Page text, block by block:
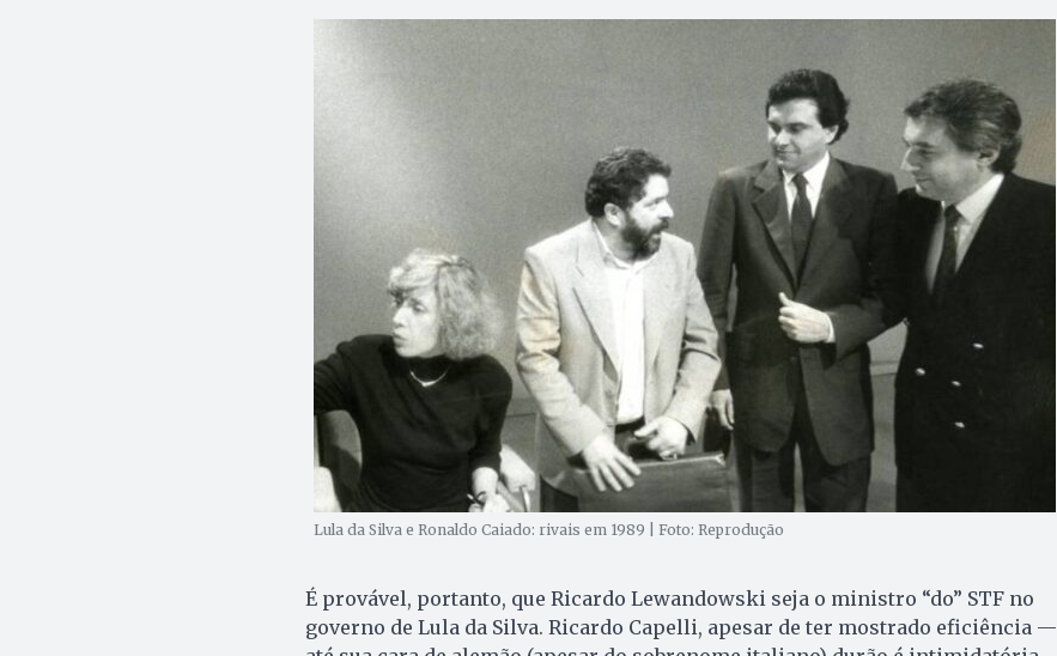
Lula da Silva e Ronaldo Caiado: rivais em 1989 | Foto: Reprodução
É provável, portanto, que Ricardo Lewandowski seja o ministro “do” STF no
governo de Lula da Silva. Ricardo Capelli, apesar de ter mostrado eficiência —